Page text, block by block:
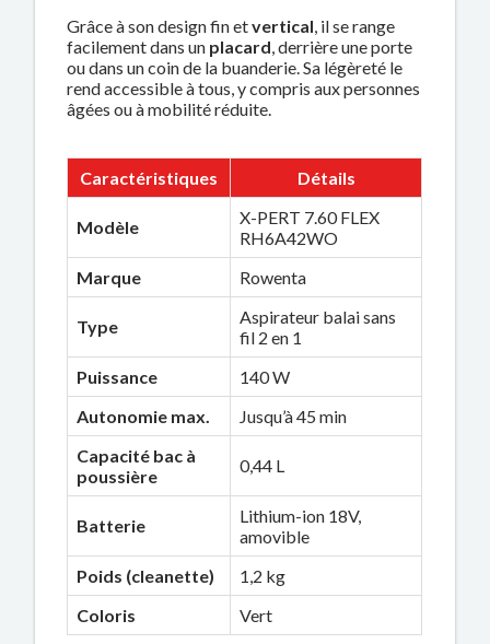
Grâce à son design fin etvertical , il se range
facilement dans un placard , derrière une porte
ou dans un coin de la buanderie. Sa légèreté le
rend accessible à tous, y compris aux personnes
âgées ou à mobilité réduite.
Caractéristiques Détails
Modèle
X-PERT 7.60 FLEX
RH6A42WO
Marque
Rowenta
Type
Aspirateur balai sans
fil 2 en 1
Puissance
140 W
Autonomie max.
Jusqu’à 45 min
Capacité bac à
poussière
0,44 L
Batterie
Lithium-ion 18V,
amovible
Poids (cleanette)
1,2 kg
Coloris
Vert